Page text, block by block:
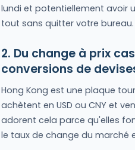
lundi et potentiellement avoir
tout sans quitter votre bureau.
2. Du change à prix
conversions de
Hong Kong est une plaque
achètent en USD ou CNY et
adorent cela parce qu'elles
le taux de change du marché